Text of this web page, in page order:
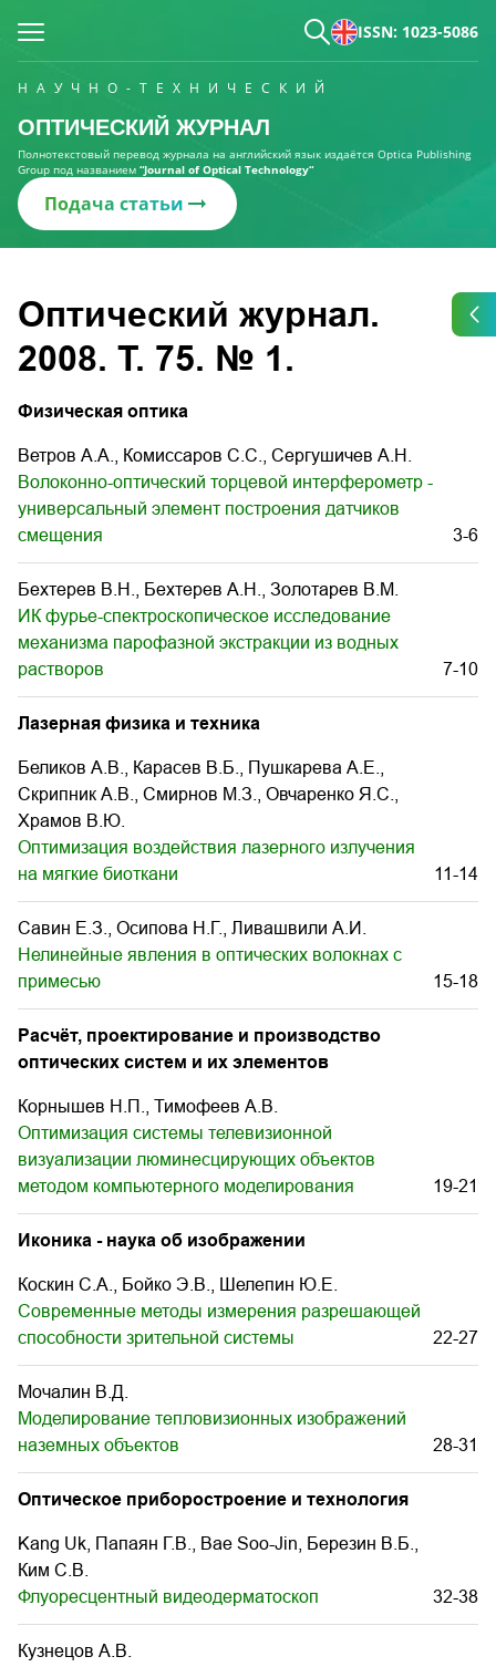
ISSN: 1023-5086
НАУЧНО-ТЕХНИЧЕСКИЙ
ОПТИЧЕСКИЙ ЖУРНАЛ
Полнотекстовый перевод журнала на английский язык издаётся Optica Publishing
Group под названием “Journal of Optical Technology“
Подача статьи
Оптический журнал.
2008. Т. 75. № 1.
Физическая оптика
Ветров А.А., Комиссаров С.С., Сергушичев А.Н.
Волоконно-оптический торцевой интерферометр -
универсальный элемент построения датчиков
смещения
3-6
Бехтерев В.Н., Бехтерев А.Н., Золотарев В.М.
ИК фурье-спектроскопическое исследование
механизма парофазной экстракции из водных
растворов
7-10
Лазерная физика и техника
Беликов А.В., Карасев В.Б., Пушкарева А.Е.,
Скрипник А.В., Смирнов М.З., Овчаренко Я.С.,
Храмов В.Ю.
Оптимизация воздействия лазерного излучения
на мягкие биоткани
11-14
Савин Е.З., Осипова Н.Г., Ливашвили А.И.
Нелинейные явления в оптических волокнах с
примесью
15-18
Расчёт, проектирование и производство
оптических систем и их элементов
Корнышев Н.П., Тимофеев А.В.
Оптимизация системы телевизионной
визуализации люминесцирующих объектов
методом компьютерного моделирования
19-21
Иконика - наука об изображении
Коскин С.А., Бойко Э.В., Шелепин Ю.Е.
Современные методы измерения разрешающей
способности зрительной системы
22-27
Мочалин В.Д.
Моделирование тепловизионных изображений
наземных объектов
28-31
Оптическое приборостроение и технология
Kang Uk, Папаян Г.В., Bae Soo-Jin, Березин В.Б.,
Ким С.В.
Флуоресцентный видеодерматоскоп
32-38
Кузнецов А.В.